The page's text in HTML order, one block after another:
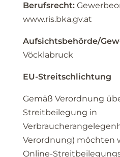
Berufsrecht:
www.ris.bka.gv.at
Aufsichtsbehörde/
Vöcklabruck
EU-Streitschlichtung
Gemäß Verordnung
Streitbeilegung in
Verordnung) möchten
Online-